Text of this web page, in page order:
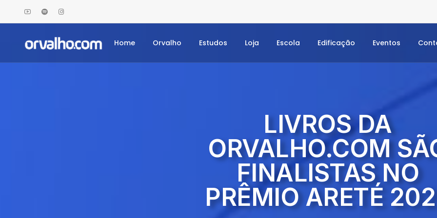
Home Orvalho Estudos Loja Escola Edificação Eventos
LIVROS DA
ORVALHO.COM
FINALISTAS NO
PRÊMIO ARETÉ